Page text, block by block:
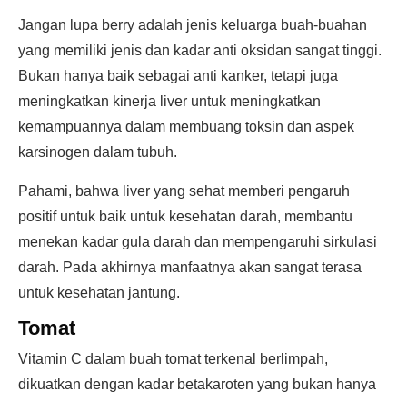
Jangan lupa berry adalah jenis keluarga buah-buahan
yang memiliki jenis dan kadar anti oksidan sangat tinggi.
Bukan hanya baik sebagai anti kanker, tetapi juga
meningkatkan kinerja liver untuk meningkatkan
kemampuannya dalam membuang toksin dan aspek
karsinogen dalam tubuh.
Pahami, bahwa liver yang sehat memberi pengaruh
positif untuk baik untuk kesehatan darah, membantu
menekan kadar gula darah dan mempengaruhi sirkulasi
darah. Pada akhirnya manfaatnya akan sangat terasa
untuk kesehatan jantung.
Tomat
Vitamin C dalam buah tomat terkenal berlimpah,
dikuatkan dengan kadar betakaroten yang bukan hanya